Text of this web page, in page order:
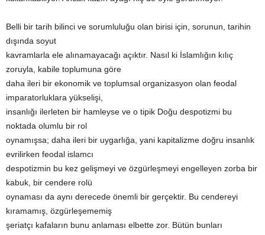
Belli bir tarih bilinci ve sorumluluğu olan birisi için, sorunun, tarihin
dışında soyut
kavramlarla ele alınamayacağı açıktır. Nasıl ki İslamlığın kılıç
zoruyla, kabile toplumuna göre
daha ileri bir ekonomik ve toplumsal organizasyon olan feodal
imparatorluklara yükselişi,
insanlığı ilerleten bir hamleyse ve o tipik Doğu despotizmi bu
noktada olumlu bir rol
oynamışsa; daha ileri bir uygarlığa, yani kapitalizme doğru insanlık
evrilirken feodal islamcı
despotizmin bu kez gelişmeyi ve özgürleşmeyi engelleyen zorba bir
kabuk, bir cendere rolü
oynaması da aynı derecede önemli bir gerçektir. Bu cendereyi
kıramamış, özgürleşememiş
şeriatçı kafaların bunu anlaması elbette zor. Bütün bunları